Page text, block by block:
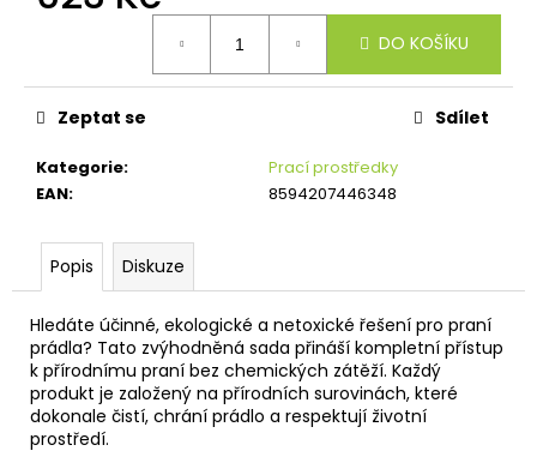
DO KOŠÍKU
Kategorie:
Prací prostředky
EAN: 8594207446348
Zeptat se Sdílet
Popis Diskuze
Hledáte účinné, ekologické a netoxické řešení pro praní
prádla? Tato zvýhodněná sada přináší kompletní přístup
k přírodnímu praní bez chemických zátěží. Každý
produkt je založený na přírodních surovinách, které
dokonale čistí, chrání prádlo a respektují životní
prostředí.
e
m
e